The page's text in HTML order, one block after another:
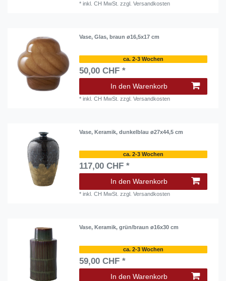
*inkl. CH MwSt. zzgl.Versandkosten
Vase, Glas, braun ø16,5x17 cm
ca. 2-3 Wochen
50,00 CHF *
In den Warenkorb
*inkl. CH MwSt. zzgl.Versandkosten
Vase, Keramik, dunkelblau ø27x44,5 cm
ca. 2-3 Wochen
117,00 CHF *
In den Warenkorb
*inkl. CH MwSt. zzgl.Versandkosten
Vase, Keramik, grün/braun ø16x30 cm
ca. 2-3 Wochen
59,00 CHF *
In den Warenkorb